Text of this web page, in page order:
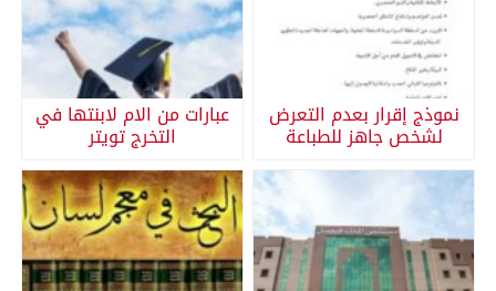
نموذج إقرار بعدم التعرض
لشخص جاهز للطباعة
عبارات من الام لابنتها في
التخرج تويتر